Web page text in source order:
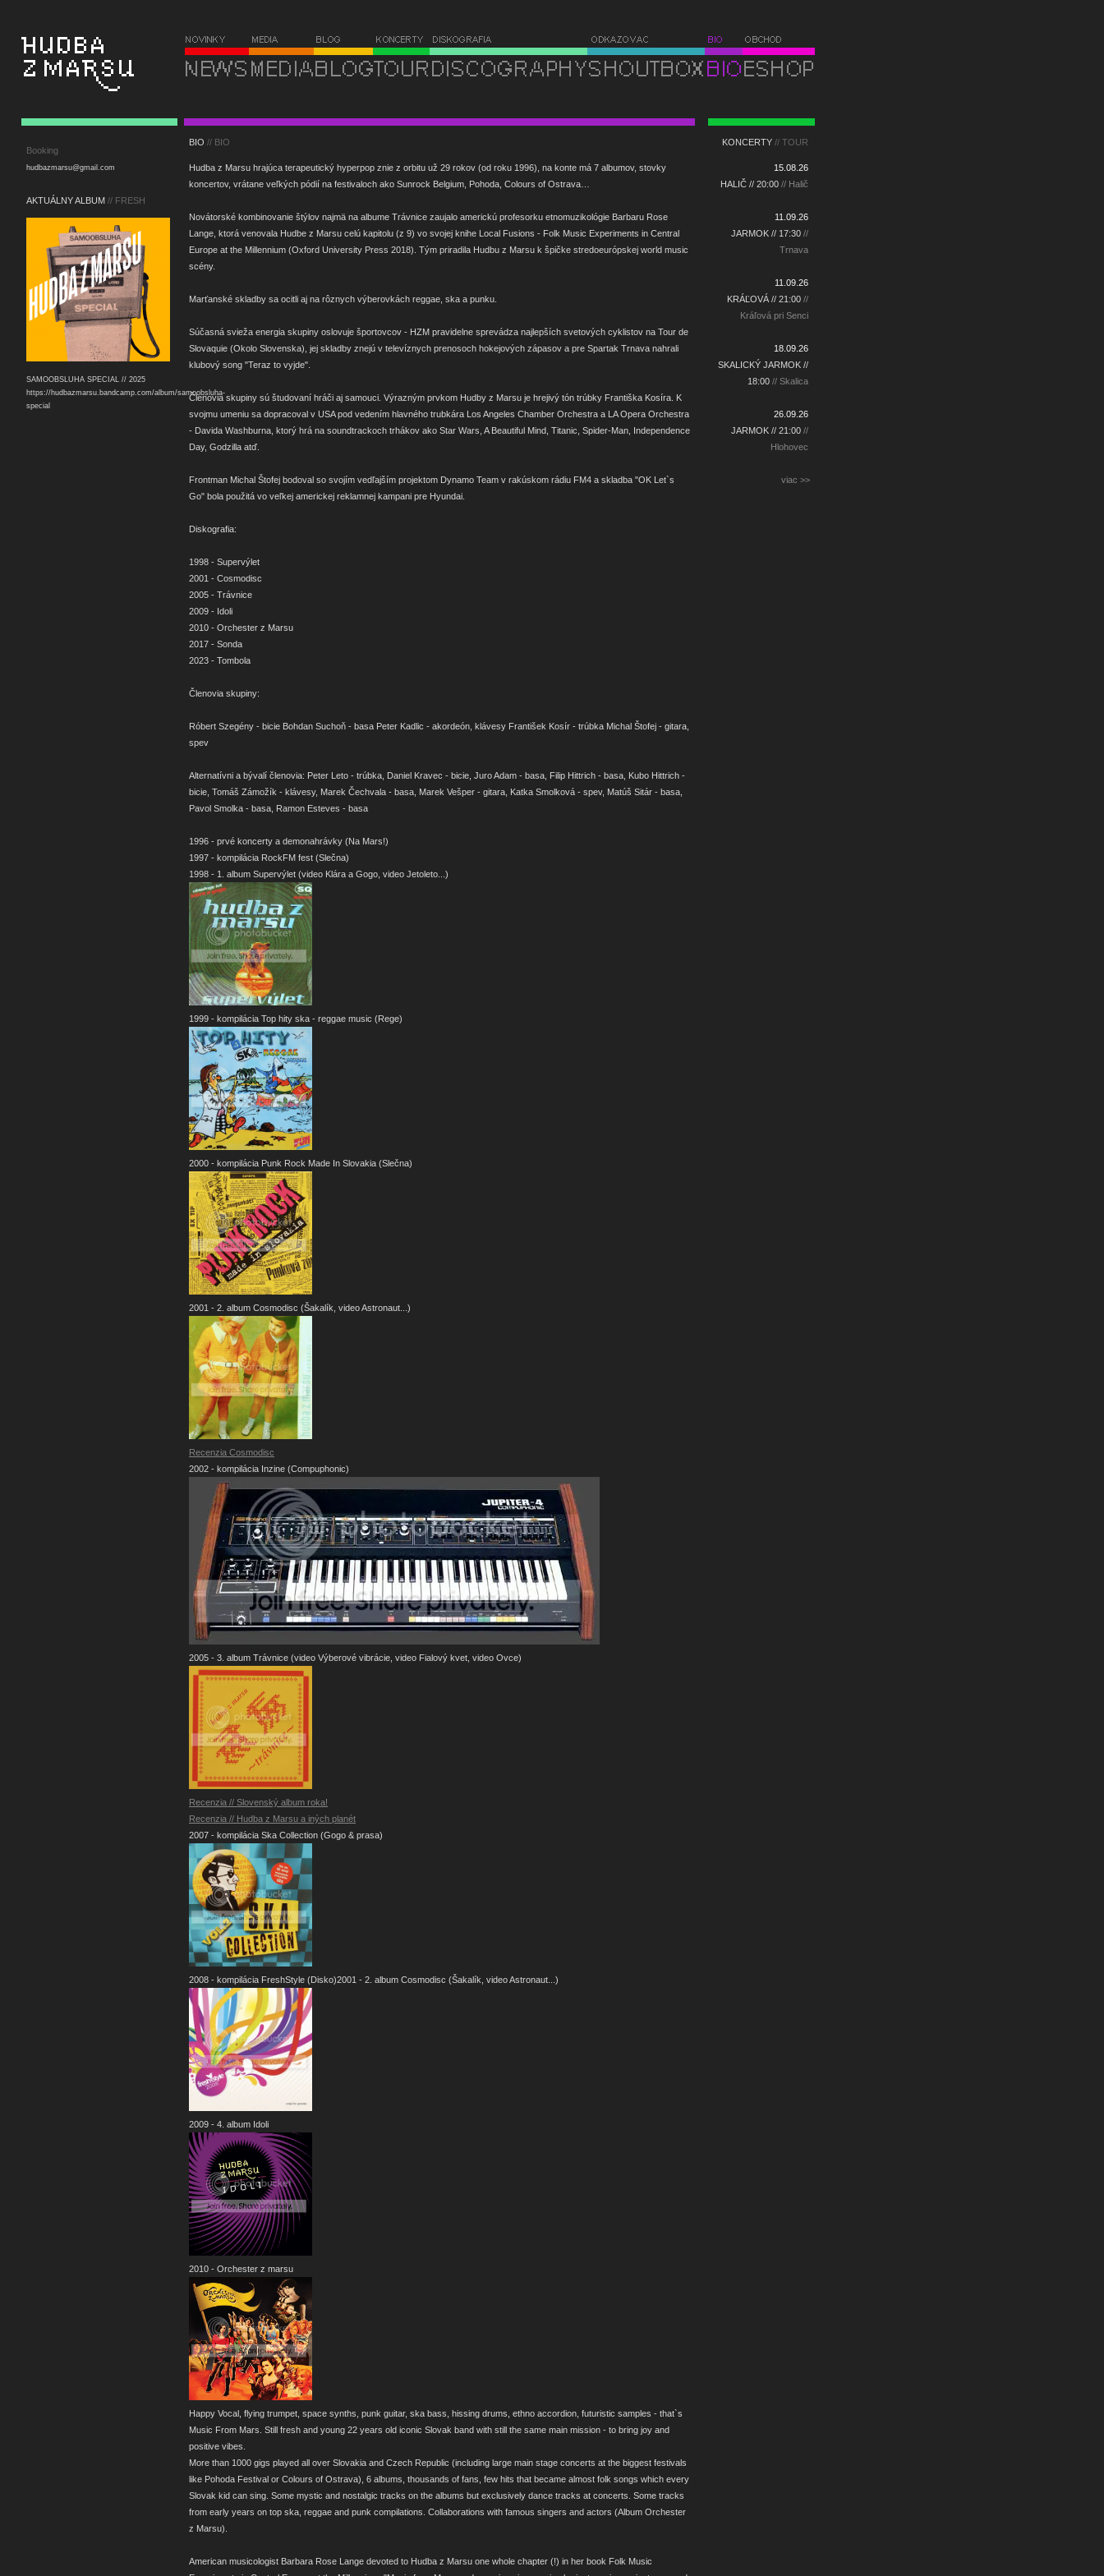
Booking
hudbazmarsu@gmail.com
AKTUÁLNY ALBUM // FRESH
SAMOOBSLUHA SPECIAL // 2025
https://hudbazmarsu.bandcamp.com/album/samoobsluha-
special
BIO // BIO
Hudba z Marsu hrajúca terapeutický hyperpop znie z orbitu už 29 rokov (od roku 1996), na konte má 7 albumov, stovky
koncertov, vrátane veľkých pódií na festivaloch ako Sunrock Belgium, Pohoda, Colours of Ostrava…
Novátorské kombinovanie štýlov najmä na albume Trávnice zaujalo americkú profesorku etnomuzikológie Barbaru Rose
Lange, ktorá venovala Hudbe z Marsu celú kapitolu (z 9) vo svojej knihe Local Fusions - Folk Music Experiments in Central
Europe at the Millennium (Oxford University Press 2018). Tým priradila Hudbu z Marsu k špičke stredoeurópskej world music
scény.
Marťanské skladby sa ocitli aj na rôznych výberovkách reggae, ska a punku.
Súčasná svieža energia skupiny oslovuje športovcov - HZM pravidelne sprevádza najlepších svetových cyklistov na Tour de
Slovaquie (Okolo Slovenska), jej skladby znejú v televíznych prenosoch hokejových zápasov a pre Spartak Trnava nahrali
klubový song "Teraz to vyjde".
Členovia skupiny sú študovaní hráči aj samouci. Výrazným prvkom Hudby z Marsu je hrejivý tón trúbky Františka Kosíra. K
svojmu umeniu sa dopracoval v USA pod vedením hlavného trubkára Los Angeles Chamber Orchestra a LA Opera Orchestra
- Davida Washburna, ktorý hrá na soundtrackoch trhákov ako Star Wars, A Beautiful Mind, Titanic, Spider-Man, Independence
Day, Godzilla atď.
Frontman Michal Štofej bodoval so svojím vedľajším projektom Dynamo Team v rakúskom rádiu FM4 a skladba "OK Let`s
Go" bola použitá vo veľkej americkej reklamnej kampani pre Hyundai.
Diskografia:
1998 - Supervýlet
2001 - Cosmodisc
2005 - Trávnice
2009 - Idoli
2010 - Orchester z Marsu
2017 - Sonda
2023 - Tombola
Členovia skupiny:
Róbert Szegény - bicie Bohdan Suchoň - basa Peter Kadlic - akordeón, klávesy František Kosír - trúbka Michal Štofej - gitara,
spev
Alternatívni a bývalí členovia: Peter Leto - trúbka, Daniel Kravec - bicie, Juro Adam - basa, Filip Hittrich - basa, Kubo Hittrich -
bicie, Tomáš Zámožík - klávesy, Marek Čechvala - basa, Marek Vešper - gitara, Katka Smolková - spev, Matúš Sitár - basa,
Pavol Smolka - basa, Ramon Esteves - basa
1996 - prvé koncerty a demonahrávky (Na Mars!)
1997 - kompilácia RockFM fest (Slečna)
1998 - 1. album Supervýlet (video Klára a Gogo, video Jetoleto...)
1999 - kompilácia Top hity ska - reggae music (Rege)
2000 - kompilácia Punk Rock Made In Slovakia (Slečna)
2001 - 2. album Cosmodisc (Šakalík, video Astronaut...)
Recenzia Cosmodisc
2002 - kompilácia Inzine (Compuphonic)
2005 - 3. album Trávnice (video Výberové vibrácie, video Fialový kvet, video Ovce)
Recenzia // Slovenský album roka!
Recenzia // Hudba z Marsu a iných planét
2007 - kompilácia Ska Collection (Gogo & prasa)
2008 - kompilácia FreshStyle (Disko)2001 - 2. album Cosmodisc (Šakalík, video Astronaut...)
2009 - 4. album Idoli
2010 - Orchester z marsu
Happy Vocal, flying trumpet, space synths, punk guitar, ska bass, hissing drums, ethno accordion, futuristic samples - that`s
Music From Mars. Still fresh and young 22 years old iconic Slovak band with still the same main mission - to bring joy and
positive vibes.
More than 1000 gigs played all over Slovakia and Czech Republic (including large main stage concerts at the biggest festivals
like Pohoda Festival or Colours of Ostrava), 6 albums, thousands of fans, few hits that became almost folk songs which every
Slovak kid can sing. Some mystic and nostalgic tracks on the albums but exclusively dance tracks at concerts. Some tracks
from early years on top ska, reggae and punk compilations. Collaborations with famous singers and actors (Album Orchester
z Marsu).
American musicologist Barbara Rose Lange devoted to Hudba z Marsu one whole chapter (!) in her book Folk Music
KONCERTY // TOUR
15.08.26
HALIČ // 20:00 // Halič
11.09.26
JARMOK // 17:30 //
Trnava
11.09.26
KRÁĽOVÁ // 21:00 //
Kráľová pri Senci
18.09.26
SKALICKÝ JARMOK //
18:00 // Skalica
26.09.26
JARMOK // 21:00 //
Hlohovec
viac >>